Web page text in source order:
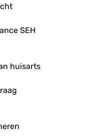
SEH
huisarts